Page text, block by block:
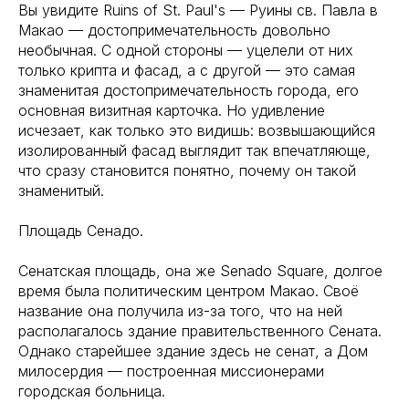
Вы увидите Ruins of St. Paul's — Руины св. Павла в
Макао — достопримечательность довольно
необычная. С одной стороны — уцелели от них
только крипта и фасад, а с другой — это самая
знаменитая достопримечательность города, его
основная визитная карточка. Но удивление
исчезает, как только это видишь: возвышающийся
изолированный фасад выглядит так впечатляюще,
что сразу становится понятно, почему он такой
знаменитый.
Площадь Сенадо.
Сенатская площадь, она же Senado Square, долгое
время была политическим центром Макао. Своё
название она получила из-за того, что на ней
располагалось здание правительственного Сената.
Однако старейшее здание здесь не сенат, а Дом
милосердия — построенная миссионерами
городская больница.